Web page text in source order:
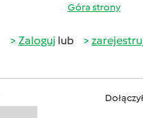
Góra strony
Zaloguj lub